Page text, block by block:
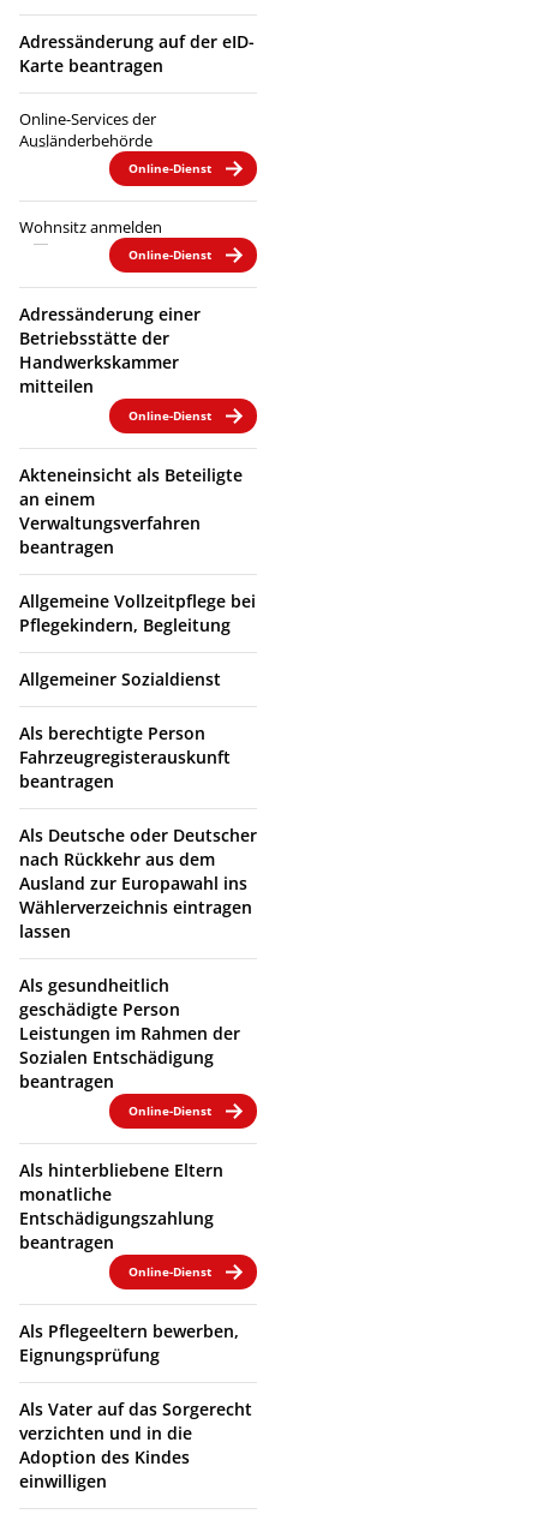
Adressänderung auf der eID-
Karte beantragen
Online-Services der
Ausländerbehörde
Online-Dienst
Wohnsitz anmelden
Online-Dienst
Adressänderung einer
Betriebsstätte der
Handwerkskammer
mitteilen
Online-Dienst
Akteneinsicht als Beteiligte
an einem
Verwaltungsverfahren
beantragen
Allgemeine Vollzeitpflege bei
Pflegekindern, Begleitung
Allgemeiner Sozialdienst
Als berechtigte Person
Fahrzeugregisterauskunft
beantragen
Als Deutsche oder Deutscher
nach Rückkehr aus dem
Ausland zur Europawahl ins
Wählerverzeichnis eintragen
lassen
Als gesundheitlich
geschädigte Person
Leistungen im Rahmen der
Sozialen Entschädigung
beantragen
Online-Dienst
Als hinterbliebene Eltern
monatliche
Entschädigungszahlung
beantragen
Online-Dienst
Als Pflegeeltern bewerben,
Eignungsprüfung
Als Vater auf das Sorgerecht
verzichten und in die
Adoption des Kindes
einwilligen